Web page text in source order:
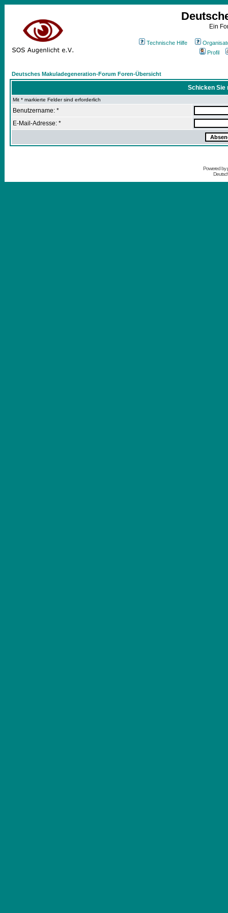
Ein
Technische Hilfe
Profil
Deutsches Makuladegeneration-Forum Foren-Übersicht
Schicken Sie
Mit * markierte Felder sind erforderlich
Benutzername: *
E-Mail-Adresse: *
Powered by